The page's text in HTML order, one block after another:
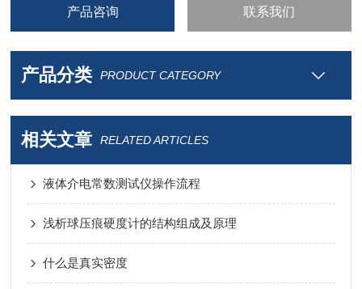
产品咨询 联系我们
产品分类 PRODUCT CATEGORY
相关文章 RELATED ARTICLES
液体介电常数测试仪操作流程
浅析球压痕硬度计的结构组成及原理
什么是真实密度